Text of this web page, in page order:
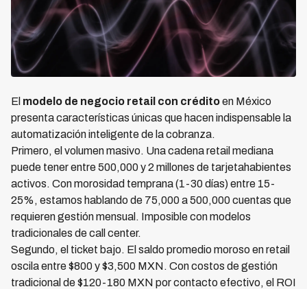
El modelo de negocio retail con créditoen México
presenta características únicas que hacen indispensable la
automatización inteligente de la cobranza.
Primero, el volumen masivo. Una cadena retail mediana
puede tener entre 500,000 y 2 millones de tarjetahabientes
activos. Con morosidad temprana (1-30 días) entre 15-
25%, estamos hablando de 75,000 a 500,000 cuentas que
requieren gestión mensual. Imposible con modelos
tradicionales de call center.
Segundo, el ticket bajo. El saldo promedio moroso en retail
oscila entre $800 y $3,500 MXN. Con costos de gestión
tradicional de $120-180 MXN por contacto efectivo, el ROI